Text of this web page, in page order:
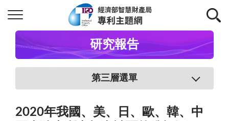
研究報告
第三層選單
2020年我國、美、日、歐、韓、中